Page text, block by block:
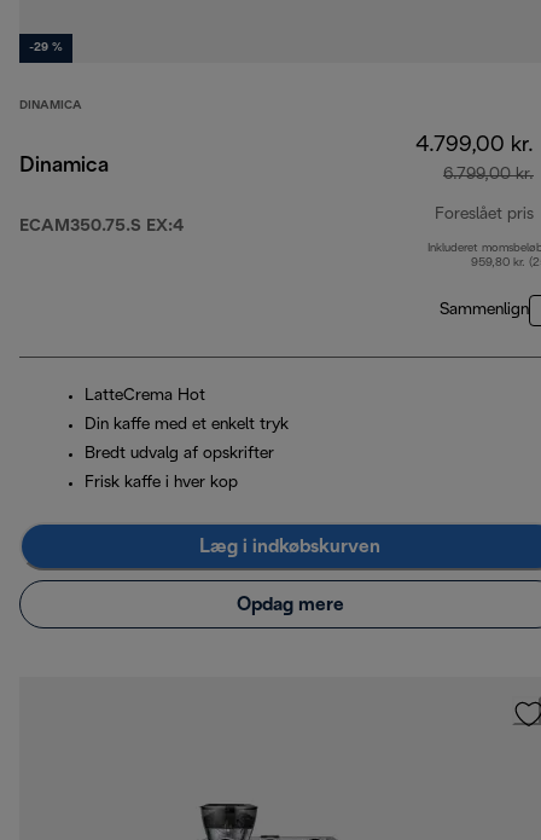
-29 %
DINAMICA
Dinamica
ECAM350.75.S EX:4
4.799,00 kr.
6.799,00 kr.
Foreslået pris
Inkluderet
959,80 kr.
Sammenlign
LatteCrema Hot
Din kaffe med et enkelt tryk
Bredt udvalg af opskrifter
Frisk kaffe i hver kop
Læg i indkøbskurven
Opdag mere